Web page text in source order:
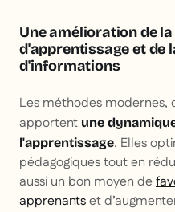
Une amélioration de
d'apprentissage et de
d'informations
Les méthodes modernes,
apportent une
l'apprentissage. Elles
pédagogiques tout en
aussi un bon moyen de
apprenantset